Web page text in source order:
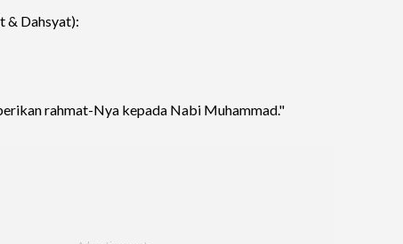
& Dahsyat):
rahmat-Nya kepada Nabi Muhammad."